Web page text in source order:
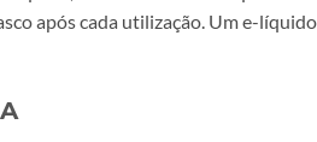
após cada utilização. Um e-